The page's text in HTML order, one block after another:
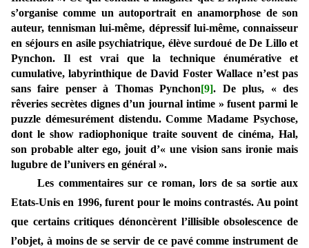
s’organise comme un autoportrait en anamorphose de son
auteur, tennisman lui-même, dépressif lui-même, connaisseur
en séjours en asile psychiatrique, élève surdoué de De Lillo et
Pynchon. Il est vrai que la technique énumérative et
cumulative, labyrinthique de David Foster Wallace n’est pas
sans faire penser à Thomas Pynchon[9]. De plus, « des
rêveries secrètes dignes d’un journal intime » fusent parmi le
puzzle démesurément distendu. Comme Madame Psychose,
dont le show radiophonique traite souvent de cinéma, Hal,
son probable alter ego, jouit d’« une vision sans ironie mais
lugubre de l’univers en général ».
Les commentaires sur ce roman, lors de sa sortie aux
Etats-Unis en 1996, furent pour le moins contrastés. Au point
que certains critiques dénoncèrent l’illisible obsolescence de
l’objet, à moins de se servir de ce pavé comme instrument de